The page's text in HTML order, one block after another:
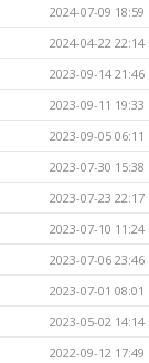
2024-07-09 18:59
2024-04-22 22:14
2023-09-14 21:46
2023-09-11 19:33
2023-09-05 06:11
2023-07-30 15:38
2023-07-23 22:17
2023-07-10 11:24
2023-07-06 23:46
2023-07-01 08:01
2023-05-02 14:14
2022-09-12 17:49